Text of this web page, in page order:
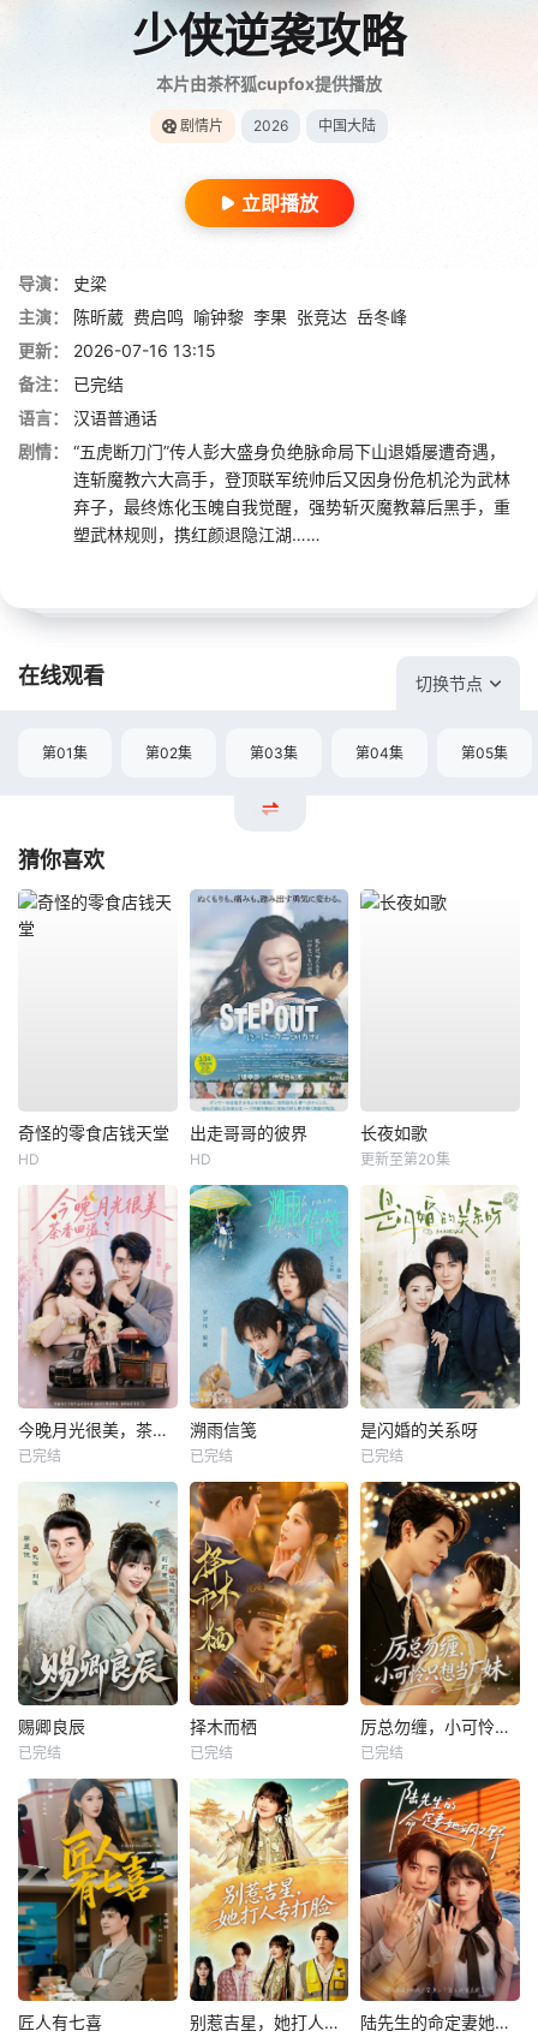
少侠逆袭攻略
本片由茶杯狐cupfox提供播放
剧情片 2026 中国大陆
立即播放
导演：
史梁
主演：
陈昕葳 费启鸣 喻钟黎 李果 张竞达 岳冬峰
更新：
2026-07-16 13:15
备注：
已完结
语言：
汉语普通话
剧情：
“五虎断刀门”传人彭大盛身负绝脉命局下山退婚屡遭奇遇，
连斩魔教六大高手，登顶联军统帅后又因身份危机沦为武林
弃子，最终炼化玉魄自我觉醒，强势斩灭魔教幕后黑手，重
塑武林规则，携红颜退隐江湖……
在线观看 切换节点
第01集 第02集 第03集 第04集 第05集
猜你喜欢
奇怪的零食店钱天堂
HD
出走哥哥的彼界
HD
长夜如歌
更新至第20集
今晚月光很美，茶香四溢
已完结
溯雨信笺
已完结
是闪婚的关系呀
已完结
赐卿良辰
已完结
择木而栖
已完结
厉总勿缠，小可怜只想当厂妹
已完结
匠人有七喜 别惹吉星，她打人专打脸 陆先生的命定妻她飒又野